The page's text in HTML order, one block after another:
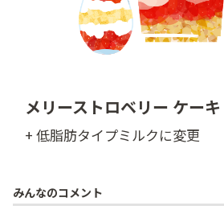
メリーストロベリー ケー
+ 低脂肪タイプミルクに変更
みんなのコメント